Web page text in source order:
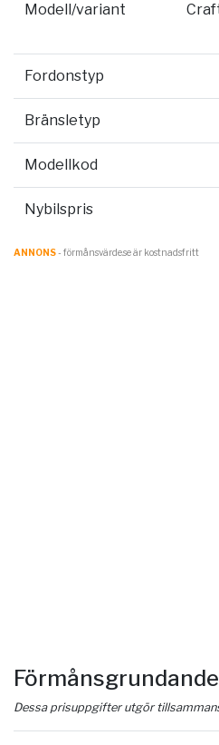
Modell/variant
Fordonstyp
Bränsletyp
Modellkod
Nybilspris
ANNONS- förmånsvärde.se är kostnadsfritt
Dessa prisuppgifter utgör